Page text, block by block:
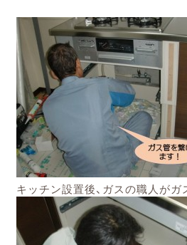
キッチン設置後、ガスの職人がガ